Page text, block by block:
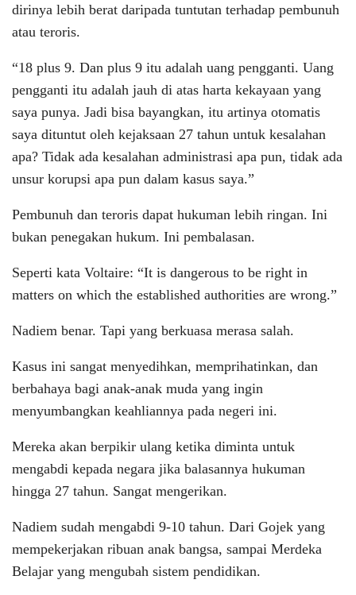
dirinya lebih berat daripada tuntutan terhadap pembunuh
atau teroris.
“18 plus 9. Dan plus 9 itu adalah uang pengganti. Uang
pengganti itu adalah jauh di atas harta kekayaan yang
saya punya. Jadi bisa bayangkan, itu artinya otomatis
saya dituntut oleh kejaksaan 27 tahun untuk kesalahan
apa? Tidak ada kesalahan administrasi apa pun, tidak ada
unsur korupsi apa pun dalam kasus saya.”
Pembunuh dan teroris dapat hukuman lebih ringan. Ini
bukan penegakan hukum. Ini pembalasan.
Seperti kata Voltaire: “It is dangerous to be right in
matters on which the established authorities are wrong.”
Nadiem benar. Tapi yang berkuasa merasa salah.
Kasus ini sangat menyedihkan, memprihatinkan, dan
berbahaya bagi anak-anak muda yang ingin
menyumbangkan keahliannya pada negeri ini.
Mereka akan berpikir ulang ketika diminta untuk
mengabdi kepada negara jika balasannya hukuman
hingga 27 tahun. Sangat mengerikan.
Nadiem sudah mengabdi 9-10 tahun. Dari Gojek yang
mempekerjakan ribuan anak bangsa, sampai Merdeka
Belajar yang mengubah sistem pendidikan.